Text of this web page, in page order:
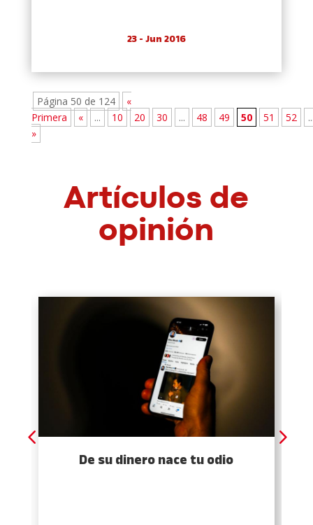
23 - Jun 2016
Página 50 de 124
«
Primera
« ... 10 20 30 ... 48 49 50 51 52
»
Artículos de
opinión
De su dinero nace tu odio